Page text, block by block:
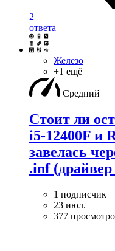
2
ответа
Железо
+1 ещё
Средний
Стоит ли
i5-12400F и
завелась
.inf (драйвер
1 подписчик
23 июл.
377